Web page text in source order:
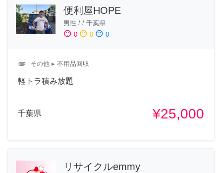
便利屋HOPE
男性 / / 千葉県
sentiment_satisfied 0 sentiment_neutral 0 sentiment_dissatisfied 0
attachment その他 ▸ 不用品回収
軽トラ積み放題
千葉県 ¥25,000
リサイクルemmy